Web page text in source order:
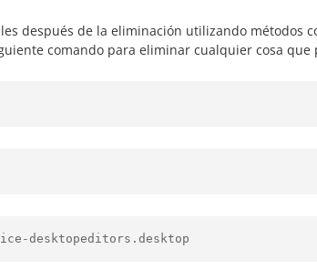
después de la eliminación utilizando métodos
comando para eliminar cualquier cosa que
desktopeditors.desktop